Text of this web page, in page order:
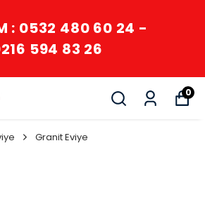
: 0532 480 60 24 -
594 83 26
0
Granit Eviye